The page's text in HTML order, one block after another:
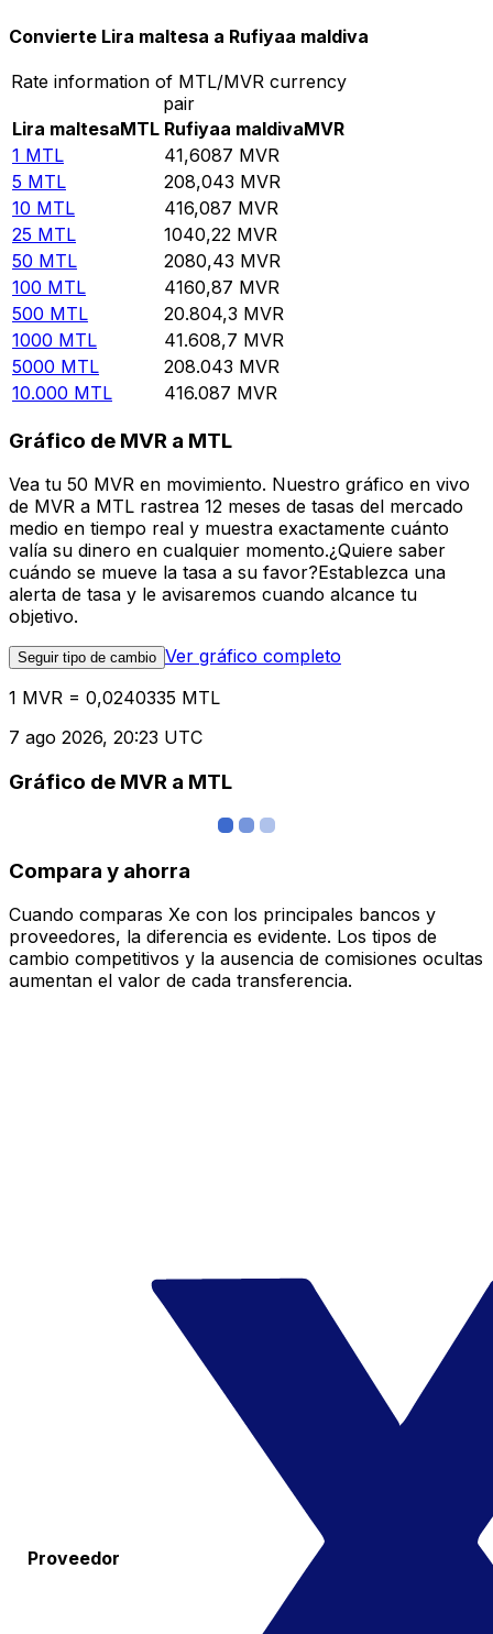
Convierte Lira maltesa a Rufiyaa maldiva
Rate information of MTL/MVR currency
pair
Lira maltesaMTL Rufiyaa maldivaMVR
1 MTL 41,6087 MVR
5 MTL 208,043 MVR
10 MTL 416,087 MVR
25 MTL 1040,22 MVR
50 MTL 2080,43 MVR
100 MTL 4160,87 MVR
500 MTL 20.804,3 MVR
1000 MTL 41.608,7 MVR
5000 MTL 208.043 MVR
10.000 MTL 416.087 MVR
Gráfico de MVR a MTL
Vea tu 50 MVR en movimiento. Nuestro gráfico en vivo
de MVR a MTL rastrea 12 meses de tasas del mercado
medio en tiempo real y muestra exactamente cuánto
valía su dinero en cualquier momento.¿Quiere saber
cuándo se mueve la tasa a su favor?Establezca una
alerta de tasa y le avisaremos cuando alcance tu
objetivo.
Seguir tipo de cambio Ver gráfico completo
1 MVR = 0,0240335 MTL
7 ago 2026, 20:23 UTC
Gráfico de MVR a MTL
Compara y ahorra
Cuando comparas Xe con los principales bancos y
proveedores, la diferencia es evidente. Los tipos de
cambio competitivos y la ausencia de comisiones ocultas
aumentan el valor de cada transferencia.
Proveedor